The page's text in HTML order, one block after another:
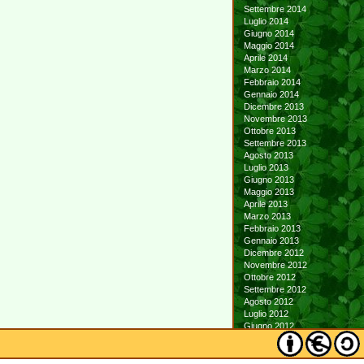
Settembre 2014
Luglio 2014
Giugno 2014
Maggio 2014
Aprile 2014
Marzo 2014
Febbraio 2014
Gennaio 2014
Dicembre 2013
Novembre 2013
Ottobre 2013
Settembre 2013
Agosto 2013
Luglio 2013
Giugno 2013
Maggio 2013
Aprile 2013
Marzo 2013
Febbraio 2013
Gennaio 2013
Dicembre 2012
Novembre 2012
Ottobre 2012
Settembre 2012
Agosto 2012
Luglio 2012
Giugno 2012
Maggio 2012
Aprile 2012